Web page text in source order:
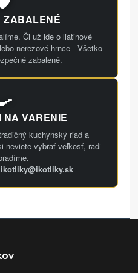
ZABALENÉ
Či už ide o liatinové
nerezové hrnce - Všetko
zabalené.
VARENIE
kuchynský riad a
neviete vybrať veľkosť, radi
ikotliky@ikotliky.sk